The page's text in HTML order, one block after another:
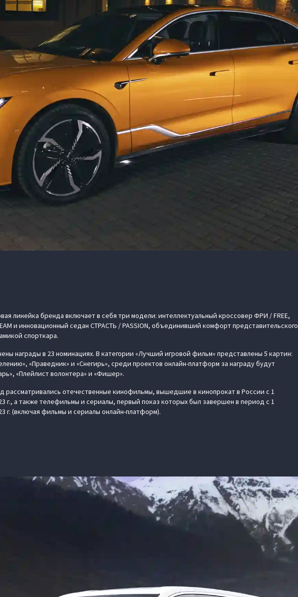
линейка бренда включает в себя три модели: интеллектуальный кроссовер ФРИ / FREE,
и инновационный седан СТРАСТЬ / PASSION, объединивший комфорт представительского
спорткара.
награды в 23 номинациях. В категории «Лучший игровой фильм» представлены 5 картин:
«Праведник» и «Снегирь», среди проектов онлайн-платформ за награду будут
«Плейлист волонтера» и «Фишер».
рассматривались отечественные кинофильмы, вышедшие в кинопрокат в России c 1
г., а также телефильмы и сериалы, первый показ которых был завершен в период с 1
г. (включая фильмы и сериалы онлайн-платформ).